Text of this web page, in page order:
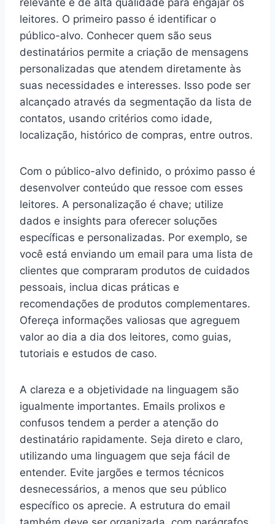
leitores. O primeiro passo é identificar o
público-alvo. Conhecer quem são seus
destinatários permite a criação de mensagens
personalizadas que atendem diretamente às
suas necessidades e interesses. Isso pode ser
alcançado através da segmentação da lista de
contatos, usando critérios como idade,
localização, histórico de compras, entre outros.
Com o público-alvo definido, o próximo passo é
desenvolver conteúdo que ressoe com esses
leitores. A personalização é chave; utilize
dados e insights para oferecer soluções
específicas e personalizadas. Por exemplo, se
você está enviando um email para uma lista de
clientes que compraram produtos de cuidados
pessoais, inclua dicas práticas e
recomendações de produtos complementares.
Ofereça informações valiosas que agreguem
valor ao dia a dia dos leitores, como guias,
tutoriais e estudos de caso.
A clareza e a objetividade na linguagem são
igualmente importantes. Emails prolixos e
confusos tendem a perder a atenção do
destinatário rapidamente. Seja direto e claro,
utilizando uma linguagem que seja fácil de
entender. Evite jargões e termos técnicos
desnecessários, a menos que seu público
específico os aprecie. A estrutura do email